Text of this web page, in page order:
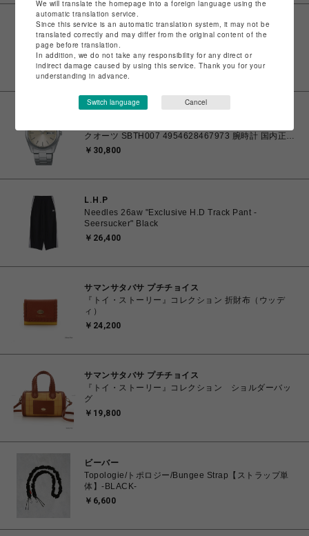
ムラサキスポーツ
セイコー SEIKO セイコーセレクション メンズ 電池式
クオーツ SBTH011 4954628467997 腕時計 国内正規
品 【送料無料 北海道/沖縄/離島除く】
￥30,800
ムラサキスポーツ
クオーツ SBTH007 4954628467973 腕時計 国内正規
品 【送料無料 北海道/沖縄/離島除く】
￥30,800
L.H.P
Needles 26aw "Exclusive H.D Track Pant -
Seersucker" Black
￥26,400
サマンサタバサ プチチョイス
『トイ・ストーリー』コレクション 折財布（ウッデ
ィ）
￥24,200
サマンサタバサ プチチョイス
『トイ・ストーリー』コレクション ショルダーバッ
グ
￥19,800
ビーバー
Topologie/トポロジー/Bungee Strap【ストラップ単
体】-BLACK-
￥6,600
We will translate the homepage into a foreign language using the
automatic translation service.
Since this service is an automatic translation system, it may not be
translated correctly and may differ from the original content of the
page before translation.
In addition, we do not take any responsibility for any direct or
indirect damage caused by using this service. Thank you for your
understanding in advance.
Switch language Cancel